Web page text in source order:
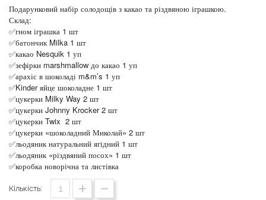
Подарунковий набір солодощів з какао та різдвяною іграшкою.
Склад:
✅гном іграшка 1 шт
✅батончик Milka 1 шт
✅какао Nesquik 1 уп
✅зефірки marshmallow до какао 1 уп
✅арахіс в шоколаді m&m’s 1 уп
✅Kinder яйце шоколадне 1 шт
✅цукерки Milky Way 2 шт
✅цукерки Johnny Krocker 2 шт
✅цукерки Twix 2 шт
✅цукерки «шоколадний Миколай» 2 шт
✅льодяник натуральний ягідний 1 шт
✅льодяник «різдвяний посох» 1 шт
✅коробка новорічна та листівка
Кількість: